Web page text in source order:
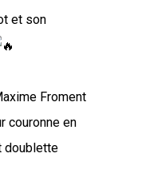
et son
Froment
couronne en
doublette